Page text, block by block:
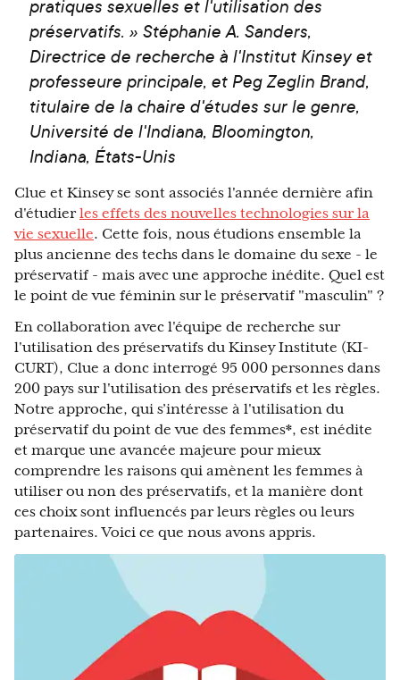
pratiques sexuelles et l'utilisation des
préservatifs. » Stéphanie A. Sanders,
Directrice de recherche à l'Institut Kinsey et
professeure principale, et Peg Zeglin Brand,
titulaire de la chaire d'études sur le genre,
Université de l'Indiana, Bloomington,
Indiana, États-Unis
Clue et Kinsey se sont associés l'année dernière afin
d'étudierles effets des nouvelles technologies sur la
vie sexuelle. Cette fois, nous étudions ensemble la
plus ancienne des techs dans le domaine du sexe - le
préservatif - mais avec une approche inédite. Quel est
le point de vue féminin sur le préservatif "masculin" ?
En collaboration avec l'équipe de recherche sur
l'utilisation des préservatifs du Kinsey Institute (KI-
CURT), Clue a donc interrogé 95 000 personnes dans
200 pays sur l'utilisation des préservatifs et les règles.
Notre approche, qui s’intéresse à l'utilisation du
préservatif du point de vue des femmes*, est inédite
et marque une avancée majeure pour mieux
comprendre les raisons qui amènent les femmes à
utiliser ou non des préservatifs, et la manière dont
ces choix sont influencés par leurs règles ou leurs
partenaires. Voici ce que nous avons appris.